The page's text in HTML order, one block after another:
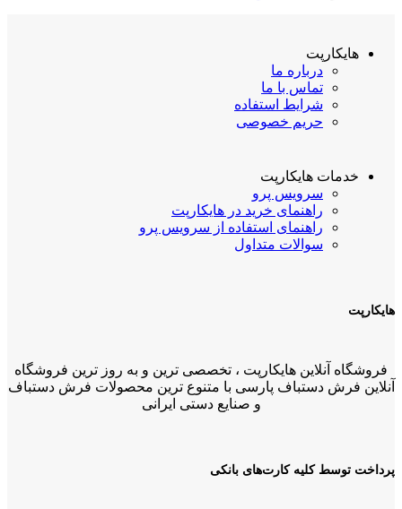
هایکارپت
درباره ما
تماس با ما
شرایط استفاده
حریم خصوصی
خدمات هایکارپت
سرویس پرو
راهنمای خرید در هایکارپت
راهنمای استفاده از سرویس پرو
سوالات متداول
هایکارپت
فروشگاه آنلاین هایکارپت ، تخصصی ترین و به روز ترین فروشگاه
آنلاین فرش دستباف پارسی با متنوع ترین محصولات فرش دستباف
و صنایع دستی ایرانی
پرداخت توسط کلیه کارت‌های بانکی